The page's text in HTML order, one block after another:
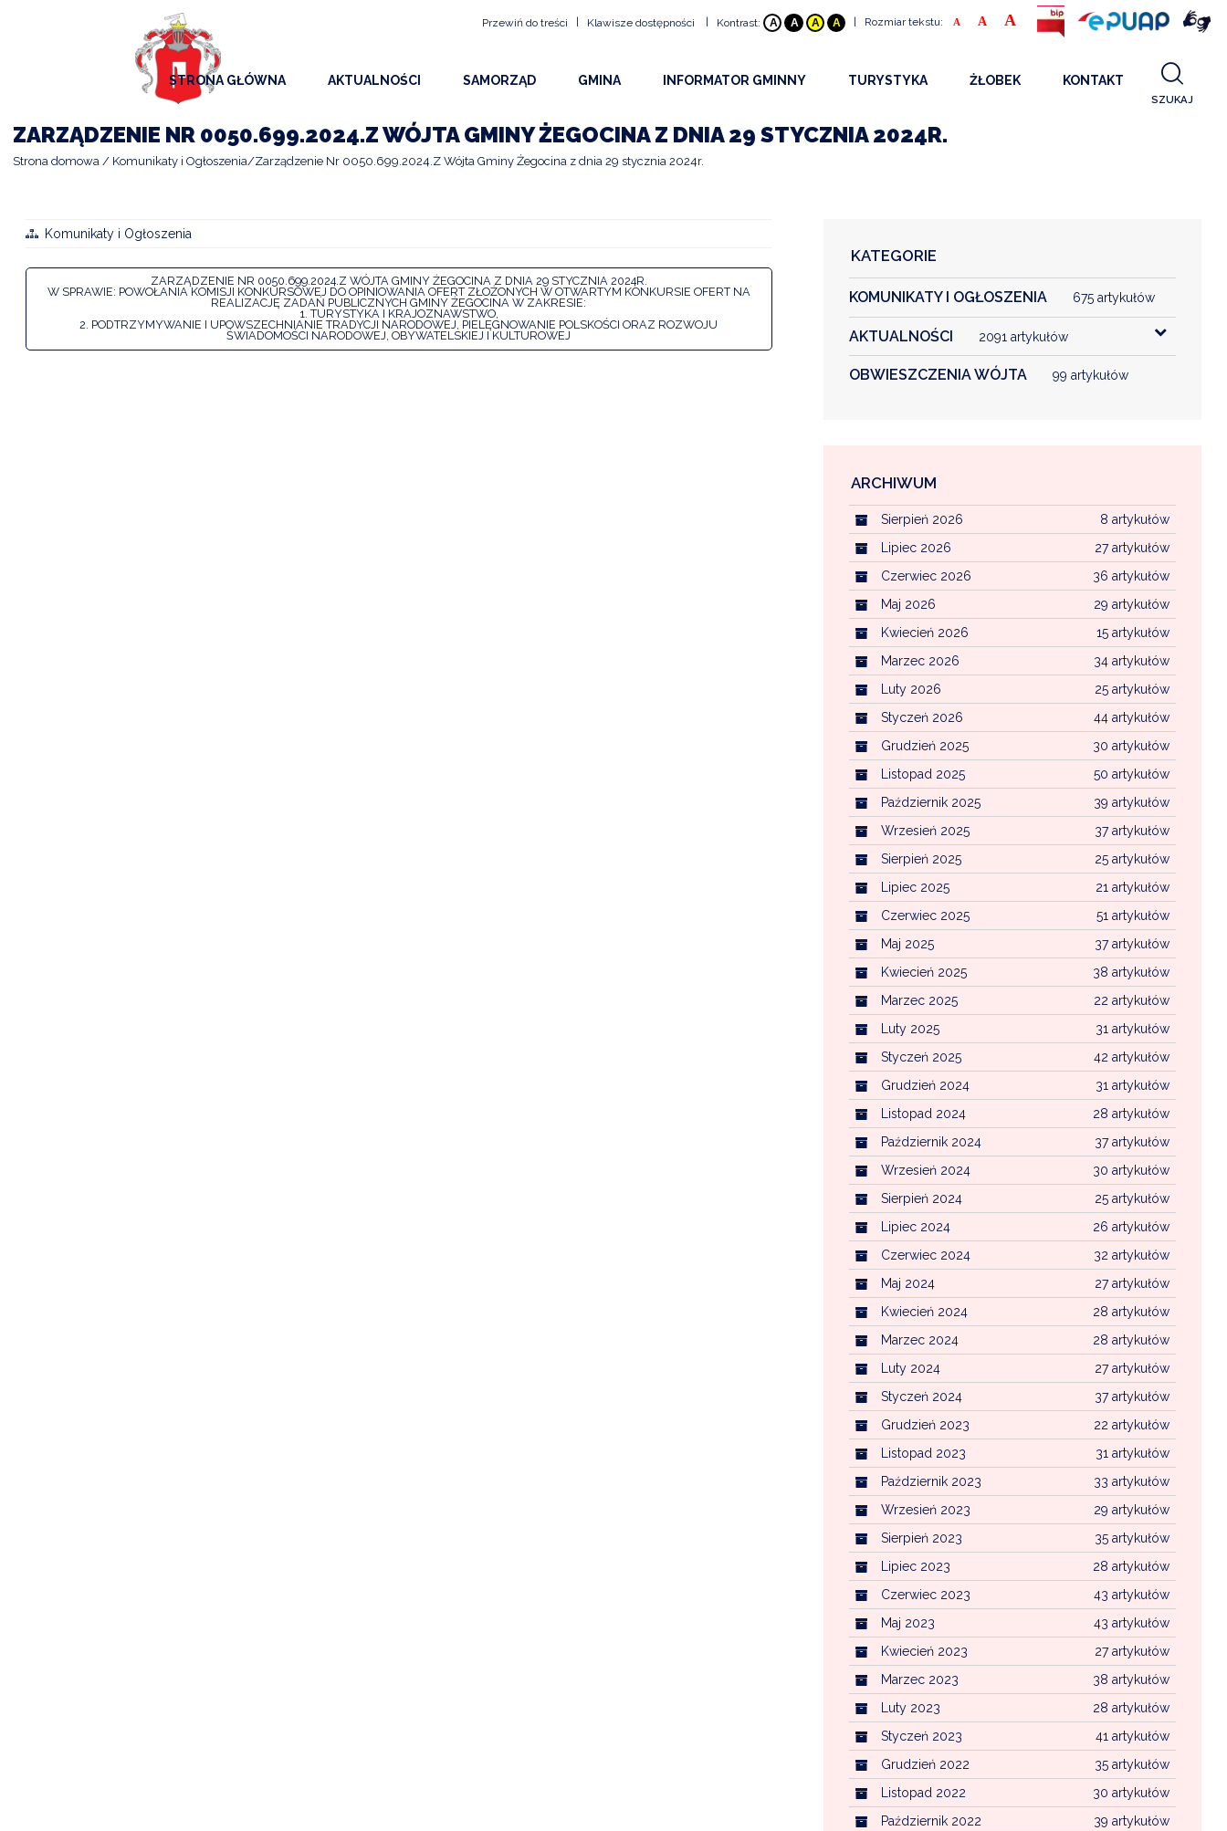
Przewiń do treści |
Klawisze dostępności
ALT
Rozmiar tekstu ALT +
ALT
Wyszukiwarka ALT +
| Kontrast: A A A A | Rozmiar tekstu: A A A
STRONA GŁÓWNA AKTUALNOŚCI
AKTUALNOŚCI
KOMUNIKATY I OGŁOSZENIA
SAMORZĄD
RADA GMINY
URZĄD
GMINA
INFORMACJE OGÓLNE
INFORMATOR GMINNY
DOSTĘPNOŚĆ
KULTURA
PARAFIE
STOWARZYSZENIA I ORGANIZACJE
EKOINTERWENCJA
WFOŚ CZYSTE POWIETRZE
CENTRALNA EWIDENCJA EMISYJNOŚCI
GOSPODARKA ODPADAMI KOMUNALNYMI
TURYSTYKA ŻŁOBEK
KONTAKT
KONTAKT
SZUKAJ
ZARZĄDZENIE NR 0050.699.2024.Z WÓJTA GMINY ŻEGOCINA Z DNIA 29 STYCZNIA 2024R.
Strona domowa Komunikaty i Ogłoszenia Zarządzenie Nr 0050.699.2024.Z Wójta Gminy Żegocina z dnia 29 stycznia 2024r.
Komunikaty i Ogłoszenia
ZARZĄDZENIE NR 0050.699.2024.Z WÓJTA GMINY ŻEGOCINA Z DNIA 29 STYCZNIA 2024R.
W SPRAWIE: POWOŁANIA KOMISJI KONKURSOWEJ DO OPINIOWANIA OFERT ZŁOŻONYCH W OTWARTYM KONKURSIE OFERT NA
REALIZACJĘ ZADAŃ PUBLICZNYCH GMINY ŻEGOCINA W ZAKRESIE:
1. TURYSTYKA I KRAJOZNAWSTWO,
2. PODTRZYMYWANIE I UPOWSZECHNIANIE TRADYCJI NARODOWEJ, PIELĘGNOWANIE POLSKOŚCI ORAZ ROZWOJU
ŚWIADOMOŚCI NARODOWEJ, OBYWATELSKIEJ I KULTUROWEJ
KATEGORIE
KOMUNIKATY I OGŁOSZENIA 675 artykułów
AKTUALNOŚCI 2091 artykułów
OBWIESZCZENIA WÓJTA 99 artykułów
ARCHIWUM
8 artykułów
Sierpień 2026
27 artykułów
Lipiec 2026
36 artykułów
Czerwiec 2026
29 artykułów
Maj 2026
15 artykułów
Kwiecień 2026
34 artykułów
Marzec 2026
25 artykułów
Luty 2026
44 artykułów
Styczeń 2026
30 artykułów
Grudzień 2025
50 artykułów
Listopad 2025
39 artykułów
Październik 2025
37 artykułów
Wrzesień 2025
25 artykułów
Sierpień 2025
21 artykułów
Lipiec 2025
51 artykułów
Czerwiec 2025
37 artykułów
Maj 2025
38 artykułów
Kwiecień 2025
22 artykułów
Marzec 2025
31 artykułów
Luty 2025
42 artykułów
Styczeń 2025
31 artykułów
Grudzień 2024
28 artykułów
Listopad 2024
37 artykułów
Październik 2024
30 artykułów
Wrzesień 2024
25 artykułów
Sierpień 2024
26 artykułów
Lipiec 2024
32 artykułów
Czerwiec 2024
27 artykułów
Maj 2024
28 artykułów
Kwiecień 2024
28 artykułów
Marzec 2024
27 artykułów
Luty 2024
37 artykułów
Styczeń 2024
22 artykułów
Grudzień 2023
31 artykułów
Listopad 2023
33 artykułów
Październik 2023
29 artykułów
Wrzesień 2023
35 artykułów
Sierpień 2023
28 artykułów
Lipiec 2023
43 artykułów
Czerwiec 2023
43 artykułów
Maj 2023
27 artykułów
Kwiecień 2023
38 artykułów
Marzec 2023
28 artykułów
Luty 2023
41 artykułów
Styczeń 2023
35 artykułów
Grudzień 2022
30 artykułów
Listopad 2022
39 artykułów
Październik 2022